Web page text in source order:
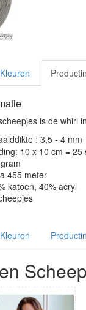
Kleuren
is de whirl
: 3,5 - 4 mm
10 x 10 cm =
455 meter
katoen, 40% acryl
Kleuren